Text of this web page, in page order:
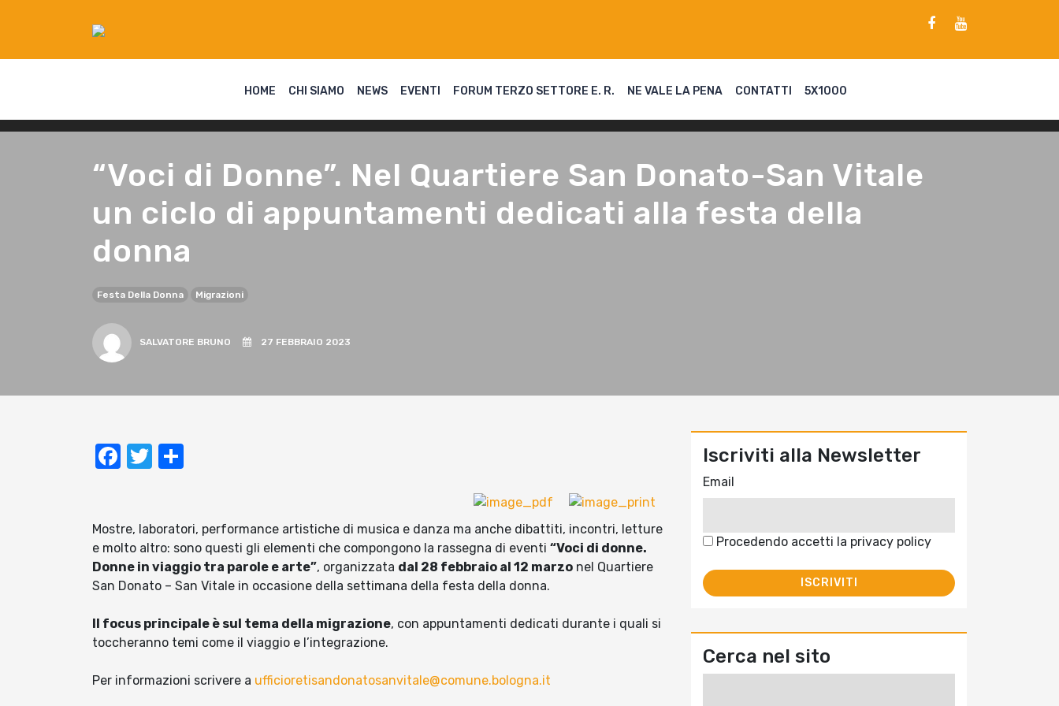
HOME CHI SIAMO NEWS EVENTI FORUM TERZO SETTORE E. R. NE VALE LA PENA CONTATTI 5X1000
“Voci di Donne”. Nel Quartiere San Donato-San Vitale
un ciclo di appuntamenti dedicati alla festa della
donna
Festa Della Donna Migrazioni
SALVATORE BRUNO 27 FEBBRAIO 2023
Facebook
Twitter
Mostre, laboratori, performance artistiche di musica e danza ma anche dibattiti, incontri, letture
e molto altro: sono questi gli elementi che compongono la rassegna di eventi “Voci di donne.
Donne in viaggio tra parole e arte”, organizzata dal 28 febbraio al 12 marzo nel Quartiere
San Donato – San Vitale in occasione della settimana della festa della donna.
Il focus principale è sul tema della migrazione, con appuntamenti dedicati durante i quali si
toccheranno temi come il viaggio e l’integrazione.
Per informazioni scrivere a ufficioretisandonatosanvitale@comune.bologna.it
Iscriviti alla Newsletter
Email
Procedendo accetti la privacy policy
Cerca nel sito